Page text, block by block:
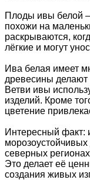
Плоды ивы белой
похожи на
раскрываются,
лёгкие и могут
Ива белая имеет
древесины делают
Ветви ивы
изделий. Кроме
цветение
Интересный факт:
северных
Это делает её
создания живых